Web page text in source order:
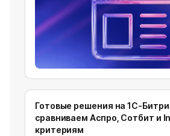
Готовые решения на 1С-
сравниваем Аспро, Сотбит и
критериям